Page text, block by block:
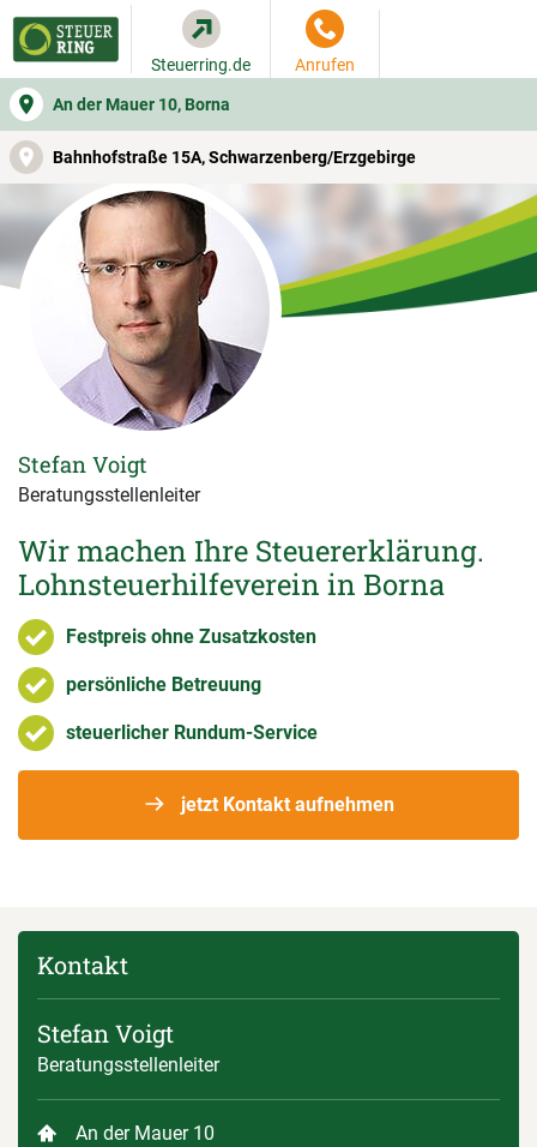
An der Mauer 10, Borna
Bahnhofstraße 15A, Schwarzenberg/Erzgebirge
Steuerring.de Anrufen
WER SIE BERÄT BEITRAGSRECHNER
Wir machen Ihre Steuererklärung.
Lohnsteuerhilfeverein in Borna
Festpreis ohne Zusatzkosten
persönliche Betreuung
steuerlicher Rundum-Service
jetzt Kontakt aufnehmen
Stefan Voigt
Beratungsstellenleiter
Kontakt
Stefan Voigt
Beratungsstellenleiter
An der Mauer 10